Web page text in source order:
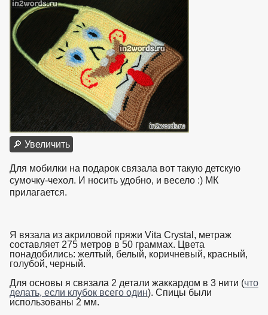
🔎 Увеличить
Для мобилки на подарок связала вот такую детскую
сумочку-чехол. И носить удобно, и весело :) МК
прилагается.
Я вязала из акриловой пряжи Vita Crystal, метраж
составляет 275 метров в 50 граммах. Цвета
понадобились: желтый, белый, коричневый, красный,
голубой, черный.
Для основы я связала 2 детали жаккардом в 3 нити (что
делать, если клубок всего один). Спицы были
использованы 2 мм.